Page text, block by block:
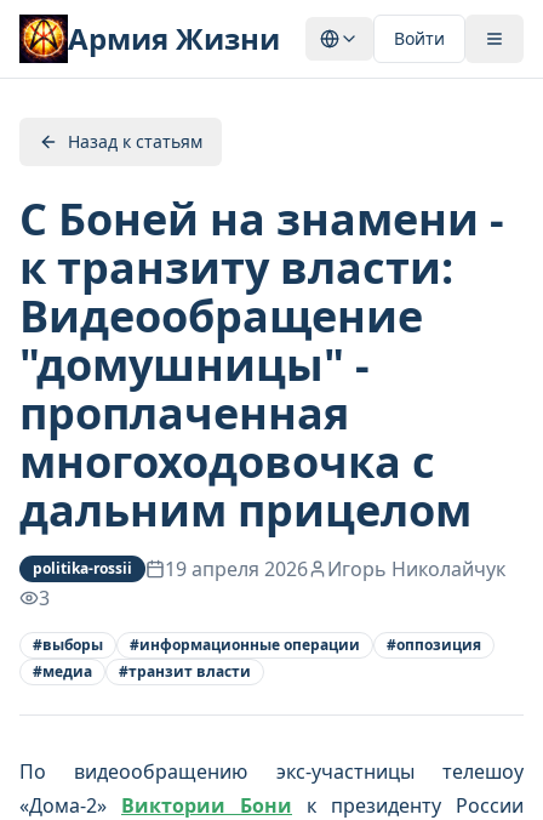
Армия Жизни Войти
Назад к статьям
С Боней на знамени -
к транзиту власти:
Видеообращение
"домушницы" -
проплаченная
многоходовочка с
дальним прицелом
politika-rossii 19 апреля 2026
Игорь Николайчук
3
#выборы #информационные операции #оппозиция
#медиа #транзит власти
По видеообращению экс-участницы телешоу
«Дома-2» Виктории Бони к президенту России